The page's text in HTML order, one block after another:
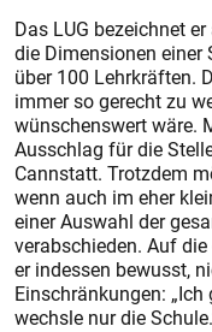
Das LUG bezeichnet
die Dimensionen einer
über 100 Lehrkräften.
immer so gerecht zu
wünschenswert wäre.
Ausschlag für die
Cannstatt. Trotzdem
wenn auch im eher
einer Auswahl der
verabschieden. Auf
er indessen bewusst,
Einschränkungen:
wechsle nur die